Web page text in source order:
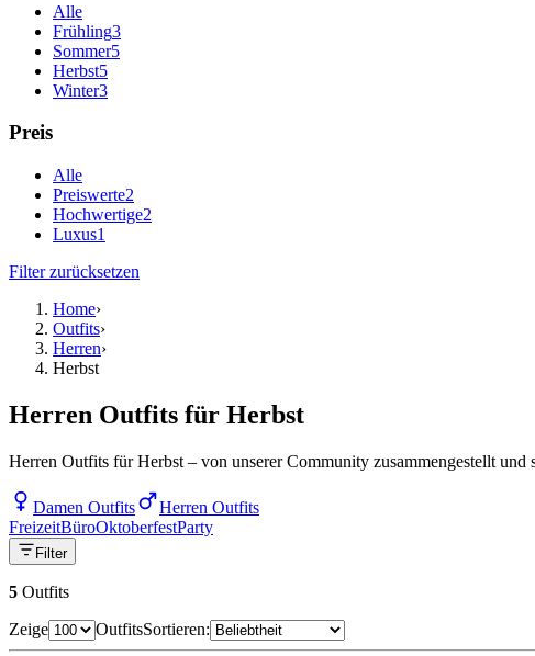
Alle
Frühling3
Sommer5
Herbst5
Winter3
Preis
Alle
Preiswerte2
Hochwertige2
Luxus1
Filter zurücksetzen
Home›
Outfits›
Herren›
Herbst
Herren Outfits für Herbst
Herren Outfits für Herbst – von unserer Community zusammengestellt
Damen Outfits
Herren Outfits
FreizeitBüroOktoberfestParty
Filter
5 Outfits
Zeige
OutfitsSortieren: